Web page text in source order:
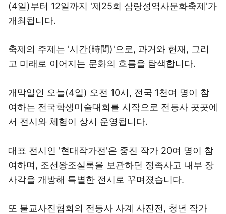
(4일)부터 12일까지 '제25회 삼랑성역사문화축제'가
개최됩니다.
축제의 주제는 '시간(時間)'으로, 과거와 현재, 그리
고 미래로 이어지는 문화의 흐름을 탐색합니다.
개막일인 오늘(4일) 오전 10시, 전국 1천여 명이 참
여하는 전국학생미술대회를 시작으로 전등사 곳곳에
서 전시와 체험이 상시 운영됩니다.
대표 전시인 '현대작가전'은 중진 작가 20여 명이 참
여하며, 조선왕조실록을 보관하던 정족사고 내부 장
사각을 개방해 특별한 전시로 꾸며졌습니다.
또 불교사진협회의 전등사 사계 사진전, 청년 작가